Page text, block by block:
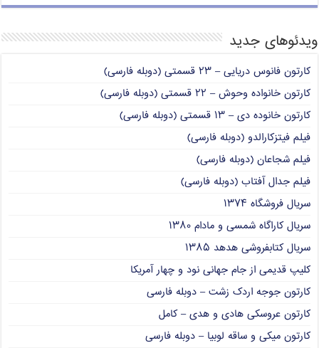
ویدئوهای جدید
کارتون فانوس دریایی – ۲۳ قسمتی (دوبله فارسی)
کارتون خانواده وحوش – ۲۲ قسمتی (دوبله فارسی)
کارتون خانوده دی – ۱۳ قسمتی (دوبله فارسی)
فیلم فیتزکارالدو (دوبله فارسی)
فیلم شجاعان (دوبله فارسی)
فیلم جدال آفتاب (دوبله فارسی)
سریال فروشگاه ۱۳۷۴
سریال کاراگاه شمسی و مادام ۱۳۸۰
سریال کتابفروشی هدهد ۱۳۸۵
کلیپ قدیمی از جام جهانی نود و چهار آمریکا
کارتون جوجه اردک زشت – دوبله فارسی
کارتون عروسکی هادی و هدی – کامل
کارتون میکی و ساقه لوبیا – دوبله فارسی